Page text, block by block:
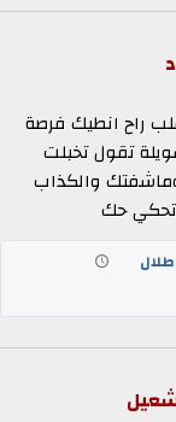
راح انطيك فرصة
تقول تخبلت
والكذاب
تحكي حك
طلال